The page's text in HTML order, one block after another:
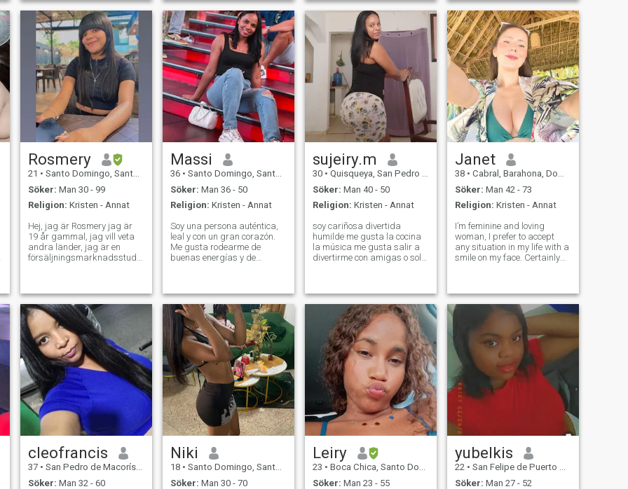
encanta hacer deporte,
visitar playas y ríos, con
ganas de
para mi pareja, si buscas
pechos y tracero grande,
aqui no es, sigue des
understand that we can
possess many qualities b
que me desnudo y no lo voy a
hacer,si usted busca a una
mujer y una r
Rosmery
21 • Santo Domingo, Santo Domingo, Dominikanska Rep.
Söker: Man 30 - 99
Religion: Kristen - Annat
Hej, jag är Rosmery jag är
19 år gammal, jag vill veta
andra länder, jag är en
försäljningsmarknadsstudent
(redovisning) jag letar efter
en person som är värd och
ansvarig, och som värderar
mig.
Massi
36 • Santo Domingo, Santo Domingo, Dominikanska Rep.
Söker: Man 36 - 50
Religion: Kristen - Annat
Soy una persona auténtica,
leal y con un gran corazón.
Me gusta rodearme de
buenas energías y de
la sinceridad, la empatía y
los pequeños detalles que
hacen la vida espe
sujeiry.m
30 • Quisqueya, San Pedro de Macorís, Dominikanska Rep.
Söker: Man 40 - 50
Religion: Kristen - Annat
soy cariñosa divertida
humilde me gusta la cocina
la música me gusta salir a
divertirme con amigas o sola
mi hijame gusta que si tengo
una pareja me consienta me
Janet
38 • Cabral, Barahona, Dominikanska Rep.
Söker: Man 42 - 73
Religion: Kristen - Annat
I’m feminine and loving
woman, I prefer to accept
any situation in my life with a
smile on my face. Certainly
nature. I’ll always bring joy
into my family’s life and
cleofrancis
37 • San Pedro de Macorís, San Pedro de Macorís, Dominikanska Rep...
Söker: Man 32 - 60
Niki
18 • Santo Domingo, Santo Domingo, Dominikanska Rep.
Söker: Man 30 - 70
Leiry
23 • Boca Chica, Santo Domingo, Dominikanska Rep.
Söker: Man 23 - 55
yubelkis
22 • San Felipe de Puerto Plata, Puerto Plata, Dominikanska Rep.
Söker: Man 27 - 52